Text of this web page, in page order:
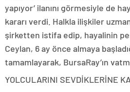
yapıyor’ ilanını görmesiyle de
kararı verdi. Halkla ilişkiler
şirketten istifa edip, hayalinin
Ceylan, 6 ay önce almaya
tamamlayarak, BursaRay’ın
YOLCULARINI SEVDİKLERİNE